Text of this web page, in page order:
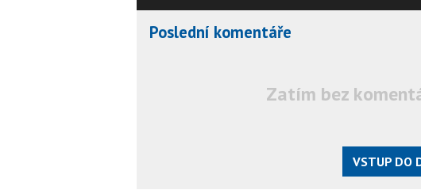
Poslední komentáře
Zatím bez
VSTUP DO